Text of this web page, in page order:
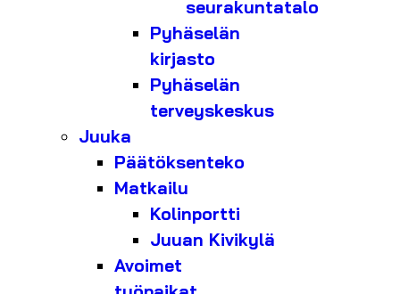
seurakuntatalo
Pyhäselän
kirjasto
Pyhäselän
terveyskeskus
Juuka
Päätöksenteko
Matkailu
Kolinportti
Juuan Kivikylä
Avoimet